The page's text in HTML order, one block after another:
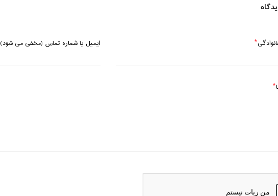
ایمیل یا شماره تماس (مخفی می شود)